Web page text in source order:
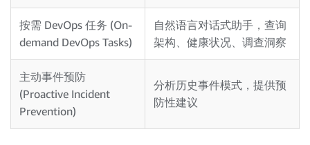
按需 DevOps 任务 (On-
demand DevOps Tasks)
自然语言对话式助手，查询
架构、健康状况、调查洞察
主动事件预防
(Proactive Incident
Prevention)
分析历史事件模式，提供预
防性建议